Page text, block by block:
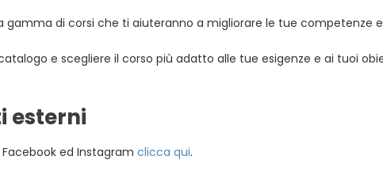
gamma di corsi che ti aiuteranno a migliorare le tue competenze
e scegliere il corso più adatto alle tue esigenze e ai tuoi
esterni
ed Instagram clicca qui.